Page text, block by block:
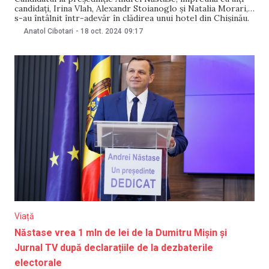
candidați, Irina Vlah, Alexandr Stoianoglo și Natalia Morari,
s-au întâlnit într-adevăr în clădirea unui hotel din Chișinău.
Acolo, ei și alți candidați s-au întâlnit cu misiunea Adunării
Anatol Cibotari - 18 oct. 2024 09:17
Viață
Năstase vrea 1 mln de lei de la Dumitru Mișin și
Jurnal TV după declarațiile de la dezbaterile
electorale